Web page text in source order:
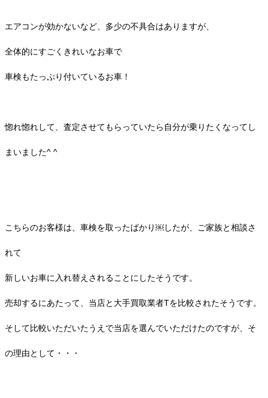
エアコンが効かないなど、多少の不具合はありますが、
全体的にすごくきれいなお車で
車検もたっぷり付いているお車！
惚れ惚れして、査定させてもらっていたら自分が乗りたくなってし
まいました^ ^
こちらのお客様は、車検を取ったばかり￼したが、ご家族と相談さ
れて
新しいお車に入れ替えされることにしたそうです。
売却するにあたって、当店と大手買取業者Tを比較されたそうです。
そして比較いただいたうえで当店を選んでいただけたのですが、そ
の理由として・・・